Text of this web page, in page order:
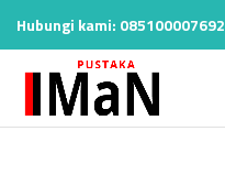
Lompat
konten
Hubungi kami: 085100007692